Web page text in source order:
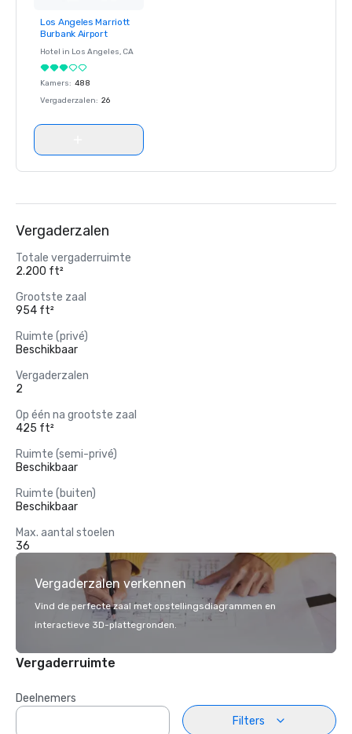
Removed from
favorites
Los Angeles Marriott
Burbank Airport
Hotel in Los Angeles, CA
Kamers: 488
Vergaderzalen: 26
Vergaderzalen
Totale vergaderruimte
2.200 ft²
Grootste zaal
954 ft²
Ruimte (privé)
Beschikbaar
Vergaderzalen
2
Op één na grootste zaal
425 ft²
Ruimte (semi-privé)
Beschikbaar
Ruimte (buiten)
Beschikbaar
Max. aantal stoelen
36
Vergaderzalen verkennen
Vind de perfecte zaal met opstellingsdiagrammen en
interactieve 3D-plattegronden.
Vergaderruimte
Deelnemers
Filters